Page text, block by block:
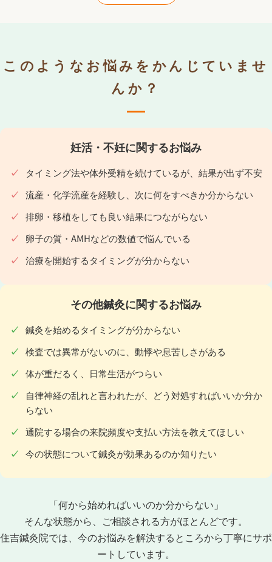
このようなお悩みをかんじていませ
んか？
妊活・不妊に関するお悩み
タイミング法や体外受精を続けているが、結果が出ず不安
流産・化学流産を経験し、次に何をすべきか分からない
排卵・移植をしても良い結果につながらない
卵子の質・AMHなどの数値で悩んでいる
治療を開始するタイミングが分からない
その他鍼灸に関するお悩み
鍼灸を始めるタイミングが分からない
検査では異常がないのに、動悸や息苦しさがある
体が重だるく、日常生活がつらい
自律神経の乱れと言われたが、どう対処すればいいか分か
らない
通院する場合の来院頻度や支払い方法を教えてほしい
今の状態について鍼灸が効果あるのか知りたい
「何から始めればいいのか分からない」
そんな状態から、ご相談される方がほとんどです。
住吉鍼灸院では、今のお悩みを解決するところから丁寧にサポ
ートしています。